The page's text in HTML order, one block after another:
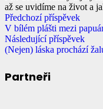
až se uvidíme na život a
Předchozí příspěvek
V bílém plášti mezi
Následující příspěvek
(Nejen) láska prochází
Partneři